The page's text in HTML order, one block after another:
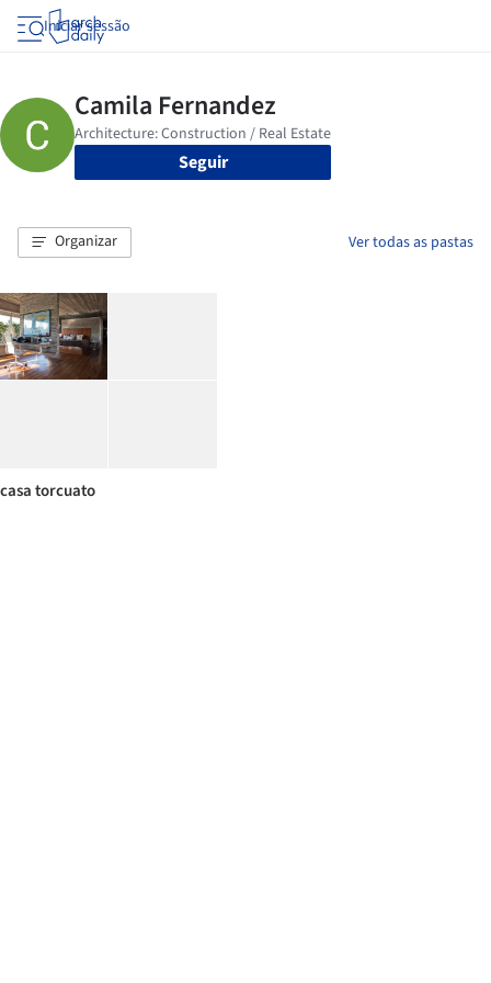
Iniciar sessão
Seguir
Organizar Ver todas as pastas
casa torcuato